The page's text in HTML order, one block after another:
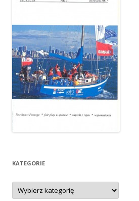
KATEGORIE
Kategorie